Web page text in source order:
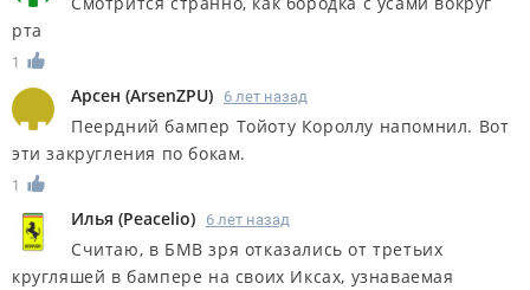
рта
1
Арсен (ArsenZPU) 6 лет назад
Пеердний бампер Тойоту Короллу напомнил. Вот
эти закругления по бокам.
1
Илья (Peacelio) 6 лет назад
Считаю, в БМВ зря отказались от третьих
кругляшей в бампере на своих Иксах, узнаваемая